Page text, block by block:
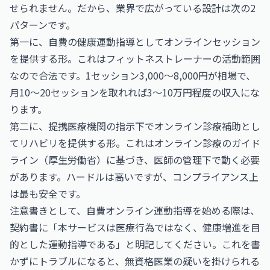
せられません。だから、業界で広がっている設計は次の2
パターンです。
第一に、自費の健康運動指導としてオンラインセッション
を提供する形。これはフィットネストレーナーの活動範囲
なので合法です。1セッション3,000〜8,000円が相場で、
月10〜20セッションを取れれば3〜10万円程度の収入にな
ります。
第二に、提携医療機関の指示下でオンライン診療補助とし
てリハビリを提供する形。これはオンライン診療のガイド
ライン（厚生労働省）に基づき、医師の管理下で動く必要
があります。ハードルは高いですが、コンプライアンス上
は最も安全です。
注意書きとして、自費オンライン運動指導を始める際は、
契約書に「本サービスは医療行為ではなく、健康増進を目
的とした運動指導である」と明記してください。これを書
かずにトラブルになると、無資格医業の疑いを掛けられる